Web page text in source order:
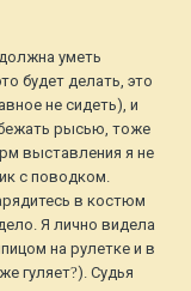
уметь
будет делать, это
не сидеть), и
рысью, тоже
выставления я не
с поводком.
в костюм
Я лично видела
на рулетке и в
гуляет?). Судья